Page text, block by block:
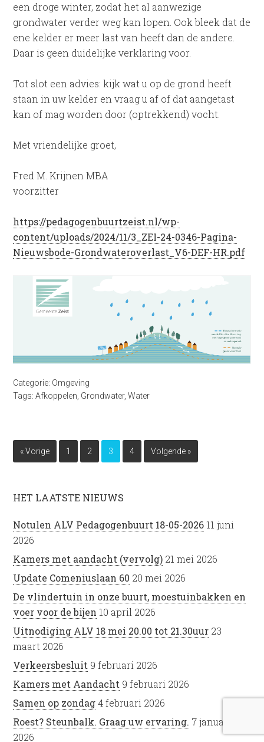
een droge winter, zodat het al aanwezige
grondwater verder weg kan lopen. Ook bleek dat de
ene kelder er meer last van heeft dan de andere.
Daar is geen duidelijke verklaring voor.
Tot slot een advies: kijk wat u op de grond heeft
staan in uw kelder en vraag u af of dat aangetast
kan of mag worden door (optrekkend) vocht.
Met vriendelijke groet,
Fred M. Krijnen MBA
voorzitter
https://pedagogenbuurtzeist.nl/wp-
content/uploads/2024/11/3_ZEI-24-0346-Pagina-
Nieuwsbode-Grondwateroverlast_V6-DEF-HR.pdf
Categorie: Omgeving
Tags:Afkoppelen, Grondwater,Water
« Vorige 1 2 3 4 Volgende »
HET LAATSTE NIEUWS
Notulen ALV Pedagogenbuurt 18-05-2026 11 juni
2026
Kamers met aandacht (vervolg) 21 mei 2026
Update Comeniuslaan 60 20 mei 2026
De vlindertuin in onze buurt, moestuinbakken en
voer voor de bijen 10 april 2026
Uitnodiging ALV 18 mei 20.00 tot 21.30uur 23
maart 2026
Verkeersbesluit 9 februari 2026
Kamers met Aandacht 9 februari 2026
Samen op zondag 4 februari 2026
Roest? Steunbalk. Graag uw ervaring. 7 januari
2026